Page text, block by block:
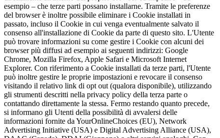
esempio – che terze parti possano installarne. Tramite le preferenze
del browser è inoltre possibile eliminare i Cookie installati in
passato, incluso il Cookie in cui venga eventualmente salvato il
consenso all'installazione di Cookie da parte di questo sito. L'Utente
può trovare informazioni su come gestire i Cookie con alcuni dei
browser più diffusi ad esempio ai seguenti indirizzi: Google
Chrome, Mozilla Firefox, Apple Safari e Microsoft Internet
Explorer. Con riferimento a Cookie installati da terze parti, l'Utente
può inoltre gestire le proprie impostazioni e revocare il consenso
visitando il relativo link di opt out (qualora disponibile), utilizzando
gli strumenti descritti nella privacy policy della terza parte o
contattando direttamente la stessa. Fermo restando quanto precede,
si informano gli Utenti della possibilità di avvalersi delle
informazioni fornite da YourOnlineChoices (EU), Network
Advertising Initiative (USA) e Digital Advertising Alliance (USA),